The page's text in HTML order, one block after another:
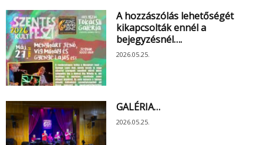
A hozzászólás lehetőségét
kikapcsolták ennél a
bejegyzésnél….
2026.05.25.
GALÉRIA…
2026.05.25.